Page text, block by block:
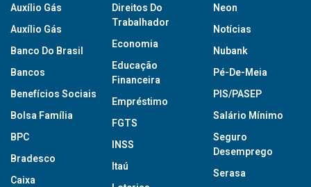
Auxílio Gás
Auxílio Gás
Banco Do Brasil
Bancos
Benefícios Sociais
Bolsa Família
BPC
Bradesco
Caixa
Direitos Do
Trabalhador
Economia
Educação
Financeira
Empréstimo
FGTS
INSS
Itaú
Neon
Notícias
Nubank
Pé-De-Meia
PIS/PASEP
Salário Mínimo
Seguro
Desemprego
Serasa